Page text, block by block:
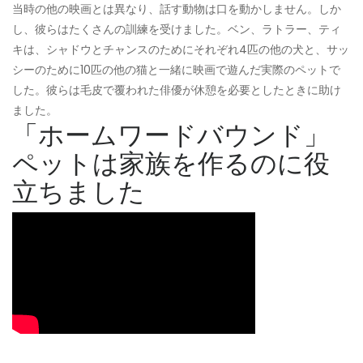
当時の他の映画とは異なり、話す動物は口を動かしません。しか
し、彼らはたくさんの訓練を受けました。ベン、ラトラー、ティ
キは、シャドウとチャンスのためにそれぞれ4匹の他の犬と、サッ
シーのために10匹の他の猫と一緒に映画で遊んだ実際のペットで
した。彼らは毛皮で覆われた俳優が休憩を必要としたときに助け
ました。
「ホームワードバウンド」
ペットは家族を作るのに役
立ちました